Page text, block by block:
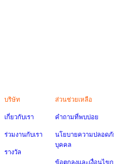
บริษัท
เกี่ยวกับเรา
ร่วมงานกับเรา
รางวัล
ส่วนช่วยเหลือ
คำถามที่พบบ่อย
นโยบายความปลอด
บุคคล
ข้อตกลงและเงื่อนไข